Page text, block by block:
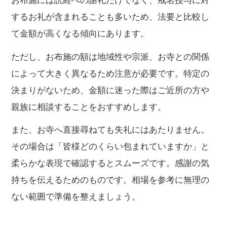
するお礼が含まれることも多いため、法要と比較し
て金額が高くなる傾向にあります。
ただし、お布施の額は地域性や宗派、お寺との関係
によって大きく異なるため注意が必要です。特定の
決まりがないため、金額に迷った際はご近所の方や
親族に相談することをおすすめします。
また、お寺へ直接尋ねても失礼にはあたりません。
その場合は「皆様どのくらい包まれていますか」と
柔らかな表現で確認するとスムーズです。感謝の気
持ちを伝えるためのものです。相場を参考に無理の
ない範囲で準備を整えましょう。